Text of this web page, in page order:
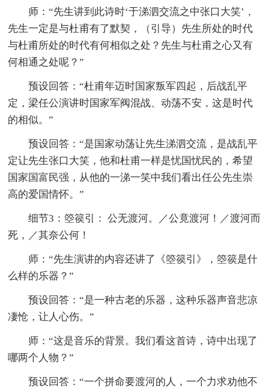
师：“先生讲到此诗时‘于涕泗交流之中张口大笑’，
先生一定是与杜甫有了默契，（引导）先生所处的时代
与杜甫所处的时代有何相似之处？先生与杜甫之心又有
何相通之处呢？”
预设回答：“杜甫年迈时国家叛军四起，后战乱平
定，梁任公演讲时国家军阀混战、动荡不安，这是时代
的相似。”
预设回答：“是国家动荡让先生涕泗交流，是战乱平
定让先生张口大笑，他和杜甫一样是忧国忧民的，希望
国家国富民强，从他的一涕一笑中我们看出任公先生崇
高的爱国情怀。”
细节3：箜篌引： 公无渡河。／公竟渡河！／渡河而
死，／其奈公何！
师：“先生演讲的内容还讲了《箜篌引》，箜篌是什
么样的乐器？”
预设回答：“是一种古老的乐器，这种乐器声音悲凉
凄怆，让人心伤。”
师：“这是音乐的背景。我们看这首诗，诗中出现了
哪两个人物？”
预设回答：“一个拼命要渡河的人，一个力求劝他不